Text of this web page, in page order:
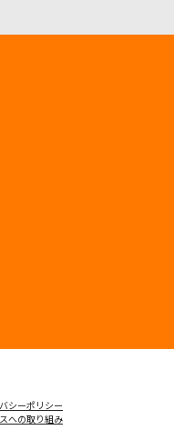
シーポリシー
への取り組み